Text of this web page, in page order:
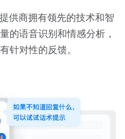
供商拥有领先的技术和智
的语音识别和情感分析，
针对性的反馈。